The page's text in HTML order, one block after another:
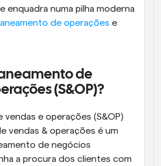
enquadra numa pilha moderna
de operações e
de
(S&OP)?
vendas e operações (S&OP)
vendas & operações é um
de negócios
a procura dos clientes com